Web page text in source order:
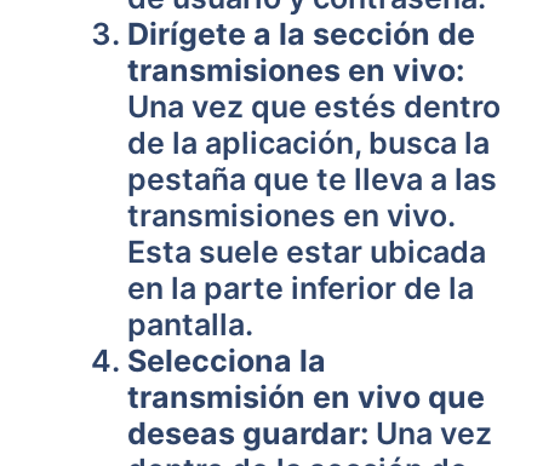
Dirígete a la sección de
transmisiones en vivo:
Una vez que estés dentro
de la aplicación, busca la
pestaña que te lleva a las
transmisiones en vivo.
Esta suele estar ubicada
en la parte inferior de la
pantalla.
Selecciona la
transmisión en vivo que
deseas guardar: Una vez